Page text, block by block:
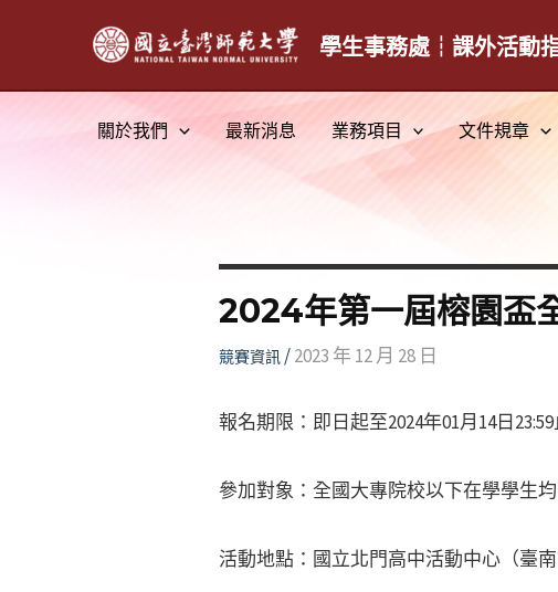
學生事務處┆課外活動
關於我們 最新消息 業務項目 文件規章
2024年第一屆榕園盃
競賽資訊/2023 年 12 月 28 日
報名期限：即日起至2024年01月14日23:59
參加對象：全國大專院校以下在學學生
活動地點：國立北門高中活動中心（臺